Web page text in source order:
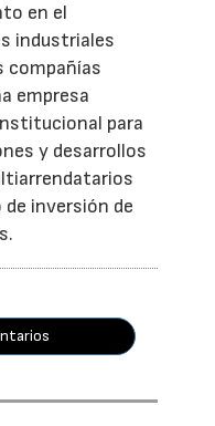
en el
industriales
compañías
empresa
para
y desarrollos
inversión de